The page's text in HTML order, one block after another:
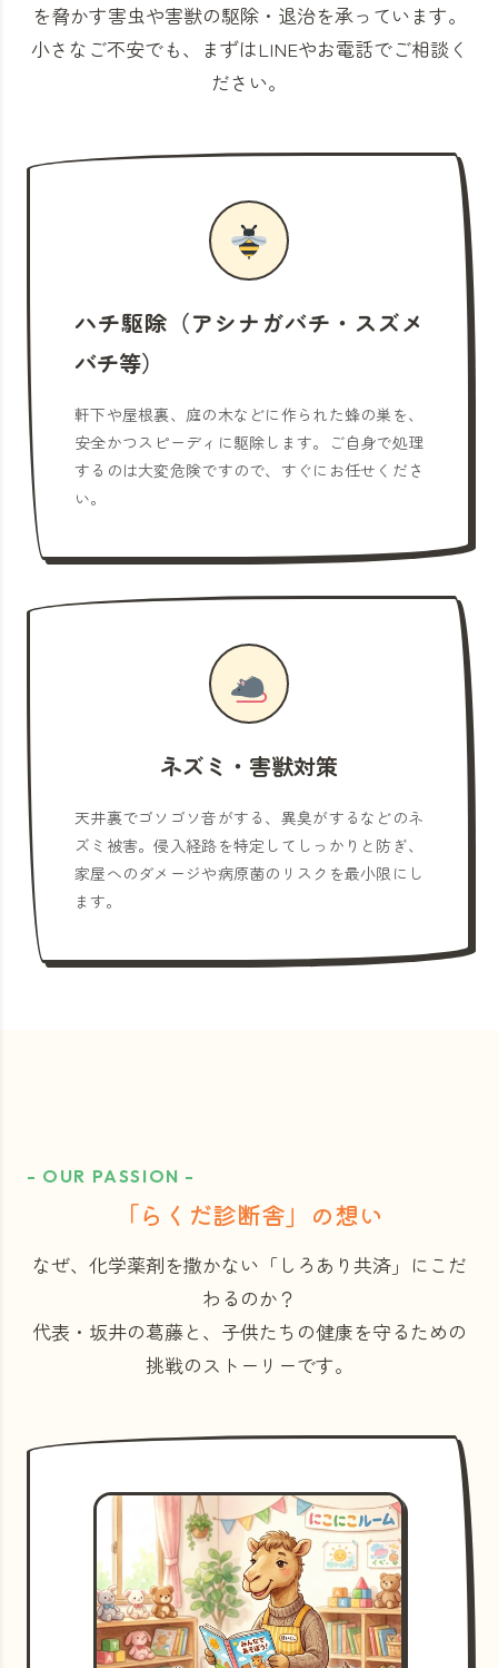
を脅かす害虫や害獣の駆除・退治を承っています。
小さなご不安でも、まずはLINEやお電話でご相談く
ださい。
ハチ駆除（アシナガバチ・スズメ
バチ等）
軒下や屋根裏、庭の木などに作られた蜂の巣を、
安全かつスピーディに駆除します。ご自身で処理
するのは大変危険ですので、すぐにお任せくださ
い。
ネズミ・害獣対策
天井裏でゴソゴソ音がする、異臭がするなどのネ
ズミ被害。侵入経路を特定してしっかりと防ぎ、
家屋へのダメージや病原菌のリスクを最小限にし
ます。
- OUR PASSION -
「らくだ診断舎」の想い
なぜ、化学薬剤を撒かない「しろあり共済」にこだ
わるのか？
代表・坂井の葛藤と、子供たちの健康を守るための
挑戦のストーリーです。